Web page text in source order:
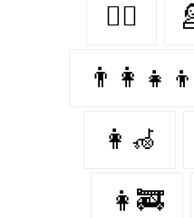
👨‍✈️
👨‍👩‍👧‍👦
👩‍🦽
👩‍🚒